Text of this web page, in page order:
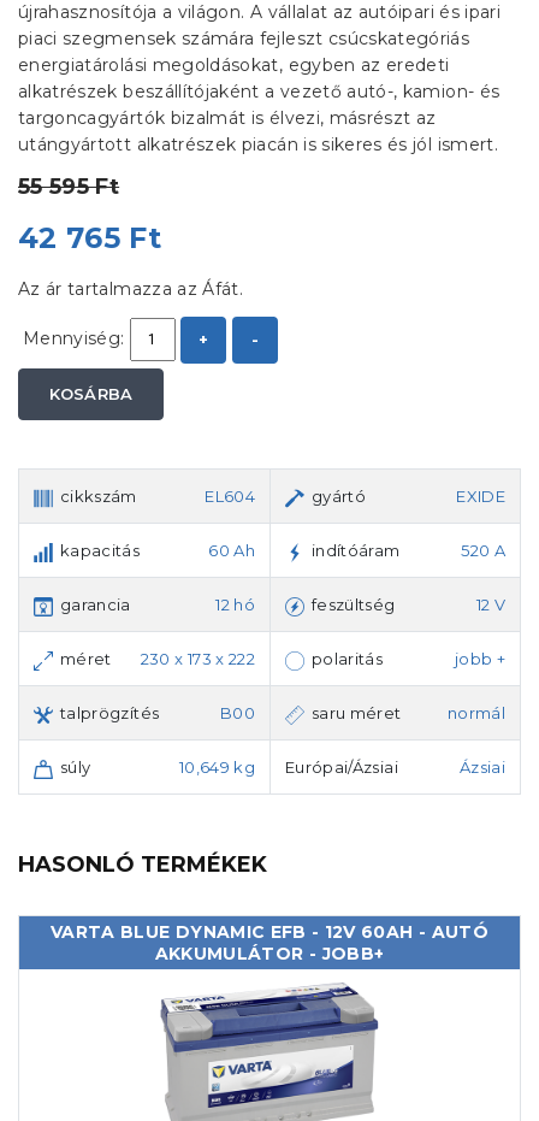
újrahasznosítója a világon. A vállalat az autóipari és ipari
piaci szegmensek számára fejleszt csúcskategóriás
energiatárolási megoldásokat, egyben az eredeti
alkatrészek beszállítójaként a vezető autó-, kamion- és
targoncagyártók bizalmát is élvezi, másrészt az
utángyártott alkatrészek piacán is sikeres és jól ismert.
55 595 Ft
42 765 Ft
Az ár tartalmazza az Áfát.
Mennyiség: + -
KOSÁRBA
cikkszám EL604 gyártó EXIDE
kapacitás 60 Ah indítóáram 520 A
garancia 12 hó feszültség 12 V
méret 230 x 173 x 222 polaritás jobb +
talprögzítés B00 saru méret normál
súly 10,649 kg Európai/Ázsiai Ázsiai
HASONLÓ TERMÉKEK
VARTA BLUE DYNAMIC EFB - 12V 60AH - AUTÓ
AKKUMULÁTOR - JOBB+